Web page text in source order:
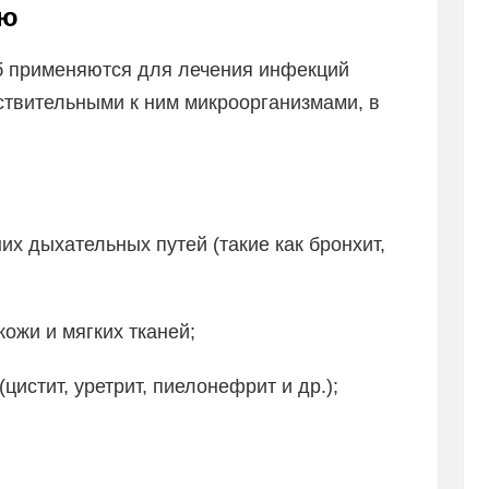
для лечения инфекций
к ним микроорганизмами, в
дыхательных путей (такие как бронхит,
и мягких тканей;
уретрит, пиелонефрит и др.);